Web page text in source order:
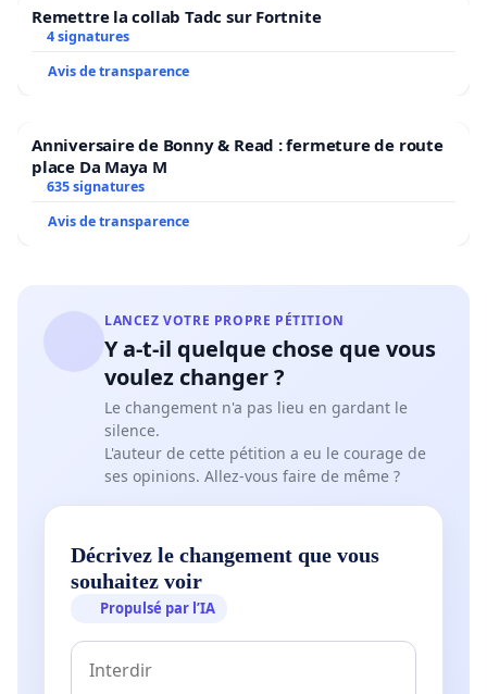
Remettre la collab Tadc sur Fortnite
4 signatures
Avis de transparence
Anniversaire de Bonny & Read : fermeture de route
place Da Maya M
635 signatures
Avis de transparence
LANCEZ VOTRE PROPRE PÉTITION
Y a-t-il quelque chose que vous
voulez changer ?
Le changement n'a pas lieu en gardant le
silence.
L'auteur de cette pétition a eu le courage de
ses opinions. Allez-vous faire de même ?
Décrivez le changement que vous
souhaitez voir
Propulsé par l’IA